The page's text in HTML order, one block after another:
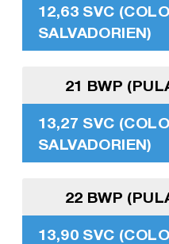
12,63 SVC
SALVADORIEN)
21 BWP
13,27 SVC
SALVADORIEN)
22 BWP
13,90 SVC